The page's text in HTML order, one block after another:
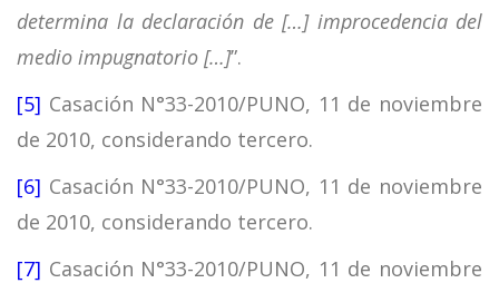
determina la declaración de […] improcedencia del
medio impugnatorio […]”.
[5] Casación N°33-2010/PUNO, 11 de noviembre
de 2010, considerando tercero.
[6] Casación N°33-2010/PUNO, 11 de noviembre
de 2010, considerando tercero.
[7] Casación N°33-2010/PUNO, 11 de noviembre